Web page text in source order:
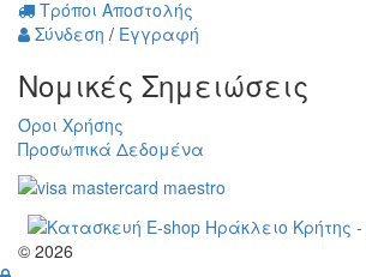
Τρόποι Αποστολής
Σύνδεση / Εγγραφή
Νομικές Σημειώσεις
Όροι Χρήσης
Προσωπικά Δεδομένα
© 2026